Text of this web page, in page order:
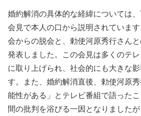
婚約解消の具体的な経緯については
会見で本人の口から説明されていま
会からの脱会と、勅使河原秀行さん
発表しました。この会見は多くのテ
に取り上げられ、社会的にも大きな
す。また、婚約解消直後、勅使河原
能性がある」とテレビ番組で語った
間の批判を浴びる一因となりました